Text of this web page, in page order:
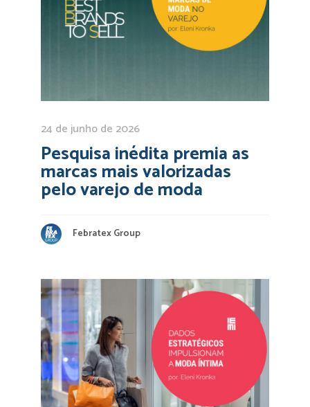
24 de junho de 2026
Pesquisa inédita premia as
marcas mais valorizadas
pelo varejo de moda
Febratex Group